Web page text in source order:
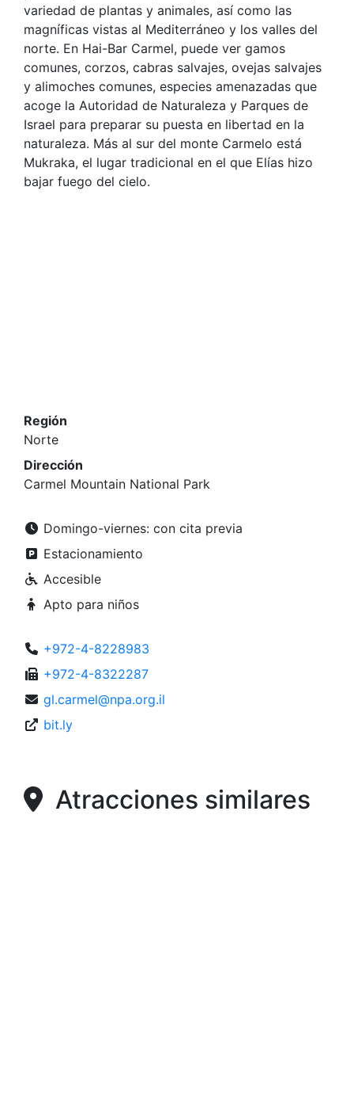
variedad de plantas y animales, así como las
magníficas vistas al Mediterráneo y los valles del
norte. En Hai-Bar Carmel, puede ver gamos
comunes, corzos, cabras salvajes, ovejas salvajes
y alimoches comunes, especies amenazadas que
acoge la Autoridad de Naturaleza y Parques de
Israel para preparar su puesta en libertad en la
naturaleza. Más al sur del monte Carmelo está
Mukraka, el lugar tradicional en el que Elías hizo
bajar fuego del cielo.
Región
Norte
Dirección
Carmel Mountain National Park
Domingo-viernes: con cita previa
Estacionamiento
Accesible
Apto para niños
+972-4-8228983
+972-4-8322287
gl.carmel@npa.org.il
bit.ly
Atracciones similares